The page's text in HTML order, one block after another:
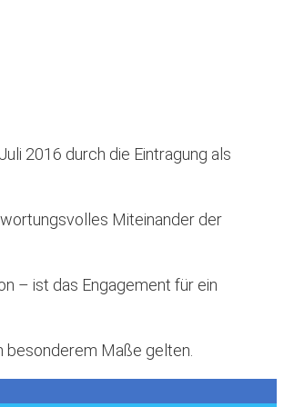
2016 durch die Eintragung als
Miteinander der
– ist das Engagement für ein
besonderem Maße gelten.